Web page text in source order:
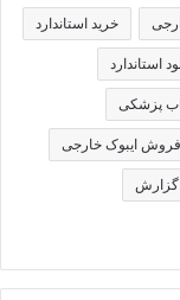
خرید استاندارد
استاندارد
پزشکی
فروش ایبوک خارجی
گزارش